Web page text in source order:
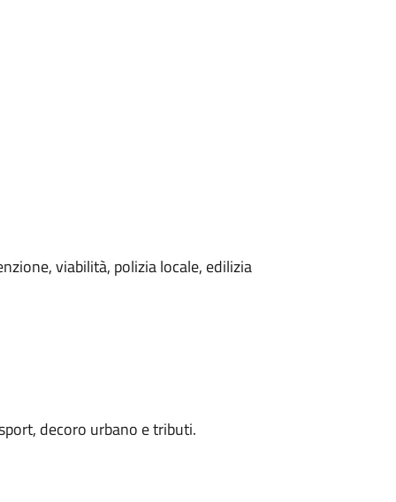
viabilità, polizia locale, edilizia
decoro urbano e tributi.